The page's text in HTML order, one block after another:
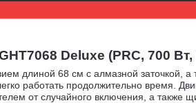
Deluxe (PRC, 700
длиной 68 см с алмазной заточкой,
работать продолжительно время.
от случайного включения, а также